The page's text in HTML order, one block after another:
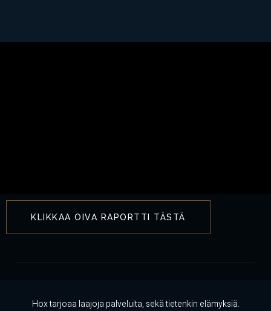
KLIKKAA OIVA RAPORTTI TÄSTÄ
Hox tarjoaa laajoja palveluita, sekä tietenkin elämyksiä.